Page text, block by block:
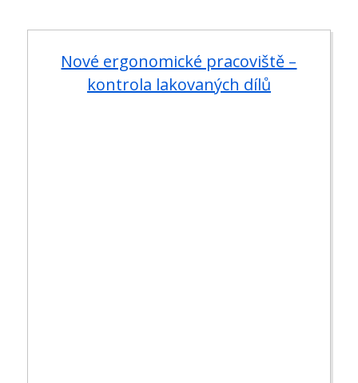
Nové ergonomické pracoviště –
kontrola lakovaných dílů